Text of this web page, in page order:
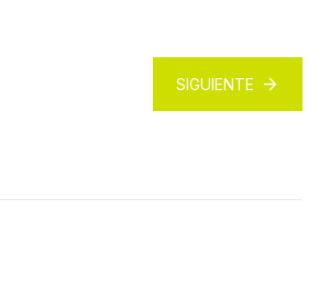
SIGUIENTE